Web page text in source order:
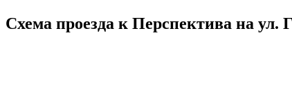
Схема проезда к Перспектива на